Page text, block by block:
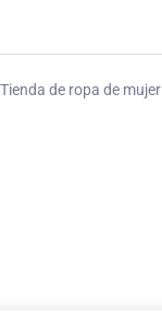
Tienda de ropa de mujer